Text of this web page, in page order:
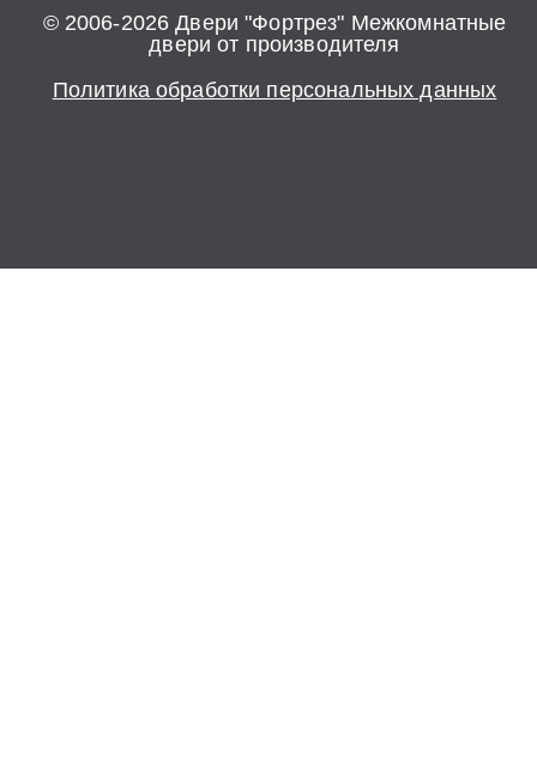
© 2006-2026 Двери "Фортрез" Межкомнатные
двери от производителя
Политика обработки персональных данных